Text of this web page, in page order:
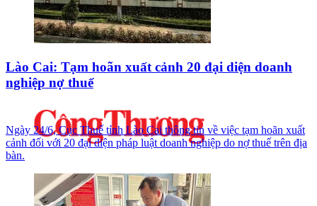
Lào Cai: Tạm hoãn xuất cảnh 20 đại diện doanh
nghiệp nợ thuế
Ngày 24/6, Cục Thuế tỉnh Lào Cai thông tin về việc tạm hoãn xuất
cảnh đối với 20 đại diện pháp luật doanh nghiệp do nợ thuế trên địa
bàn.